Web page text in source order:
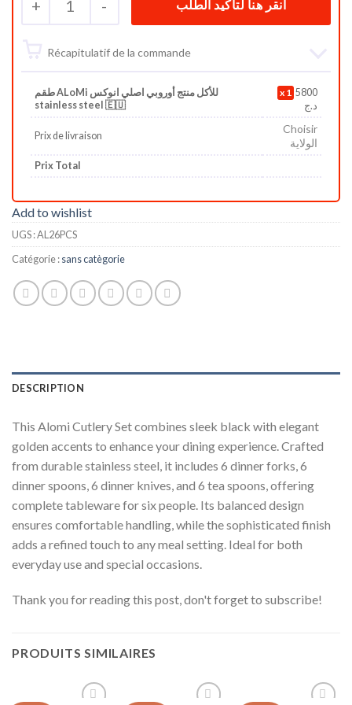
+ 1 -
Récapitulatif de la commande
طقم ALoMi للأكل منتج أوروبي اصلي انوكس
stainless steel 🇪🇺
1 5800
د.ج
Prix de livraison
Choisir
الولاية
Prix Total
Add to wishlist
UGS :AL26PCS
Catégorie :sans catègorie
DESCRIPTION
This Alomi Cutlery Set combines sleek black with elegant
golden accents to enhance your dining experience. Crafted
from durable stainless steel, it includes 6 dinner forks, 6
dinner spoons, 6 dinner knives, and 6 tea spoons, offering
complete tableware for six people. Its balanced design
ensures comfortable handling, while the sophisticated finish
adds a refined touch to any meal setting. Ideal for both
everyday use and special occasions.
Thank you for reading this post, don't forget to subscribe!
PRODUITS SIMILAIRES